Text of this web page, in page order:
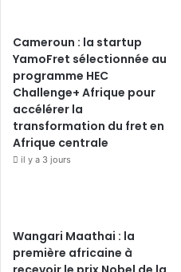
Cameroun : la startup
YamoFret sélectionnée au
programme HEC
Challenge+ Afrique pour
accélérer la
transformation du fret en
Afrique centrale
il y a 3 jours
Wangari Maathai : la
première africaine à